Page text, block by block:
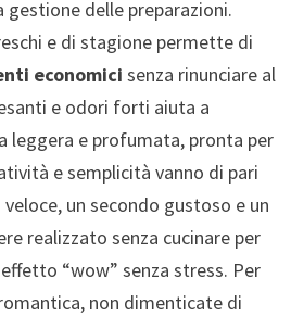
gestione delle preparazioni.
e di stagione permette di
economici senza rinunciare al
e odori forti aiuta a
leggera e profumata, pronta per
e semplicità vanno di pari
un secondo gustoso e un
realizzato senza cucinare per
“wow” senza stress. Per
non dimenticate di